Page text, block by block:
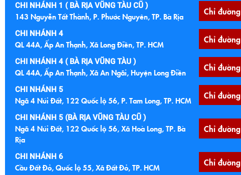
CHI NHÁNH 1 ( BÀ RỊA VŨNG TÀU CŨ )
143 Nguyễn Tất Thành, P. Phước Nguyên, TP. Bà Rịa Chỉ đường
CHI NHÁNH 4
QL 44A, Ấp An Thạnh, Xã Long Điền, TP. HCM Chỉ đường
CHI NHÁNH 4 ( BÀ RỊA VŨNG TÀU )
QL 44A, Ấp An Thạnh, Xã An Ngãi, Huyện Long Điền Chỉ đường
CHI NHÁNH 5
Ngã 4 Núi Đất, 122 Quốc lộ 56, P. Tam Long, TP. HCM Chỉ đường
CHI NHÁNH 5 (BÀ RỊA VŨNG TÀU CŨ )
Ngã 4 Núi Đất, 122 Quốc lộ 56, Xã Hoà Long, TP. Bà
Rịa
Chỉ đường
CHI NHÁNH 6
Cầu Đất Đỏ, Quốc lộ 55, Xã Đất Đỏ, TP. HCM Chỉ đường